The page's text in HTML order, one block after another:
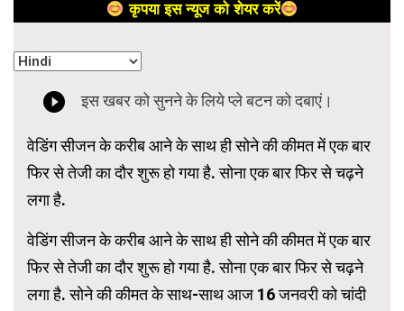
कृपया इस न्यूज को शेयर करें
वेडिंग सीजन के करीब आने के साथ ही सोने की कीमत में एक बार
फिर से तेजी का दौर शुरू हो गया है. सोना एक बार फिर से चढ़ने
लगा है.
वेडिंग सीजन के करीब आने के साथ ही सोने की कीमत में एक बार
फिर से तेजी का दौर शुरू हो गया है. सोना एक बार फिर से चढ़ने
लगा है. सोने की कीमत के साथ-साथ आज 16 जनवरी को चांदी